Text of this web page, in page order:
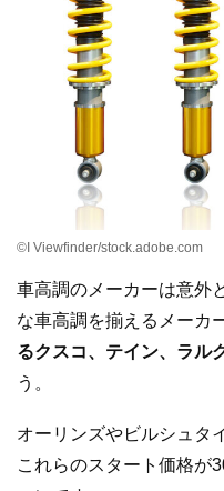
©I Viewfinder/stock.adobe.com
車高調のメーカーは意外
な車高調を揃えるメーカ
るクスコ、テイン、ラル
う。
オーリンズやビルシュタ
これらのスタート価格が